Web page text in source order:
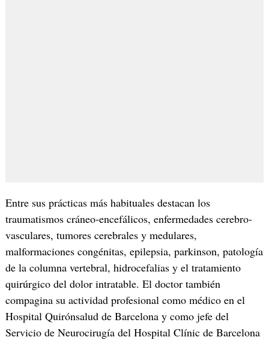
Entre sus prácticas más habituales destacan los
traumatismos cráneo-encefálicos, enfermedades cerebro-
vasculares, tumores cerebrales y medulares,
malformaciones congénitas, epilepsia, parkinson, patología
de la columna vertebral, hidrocefalias y el tratamiento
quirúrgico del dolor intratable. El doctor también
compagina su actividad profesional como médico en el
Hospital Quirónsalud de Barcelona y como jefe del
Servicio de Neurocirugía del Hospital Clínic de Barcelona